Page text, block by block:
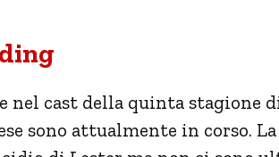
nel cast della quinta stagione
sono attualmente in corso.